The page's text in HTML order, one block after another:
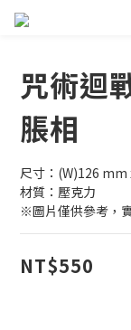
咒術迴
脹相
尺寸：(W)126
材質：壓克力
※圖片僅供參考，
NT$550